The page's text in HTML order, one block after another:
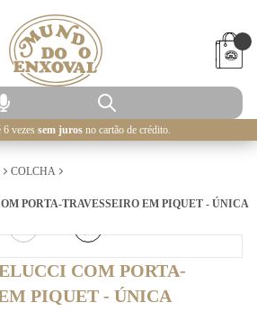
6 vezes sem juros no cartão de crédito.
COLCHA
PORTA-TRAVESSEIRO EM PIQUET - ÚNICA
COM PORTA-
PIQUET - ÚNICA